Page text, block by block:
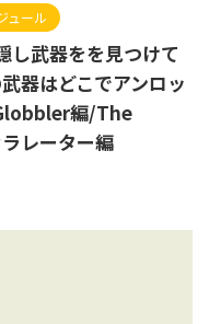
ュール
し武器をを見つけて
器はどこでアンロッ
編/The
レーター編